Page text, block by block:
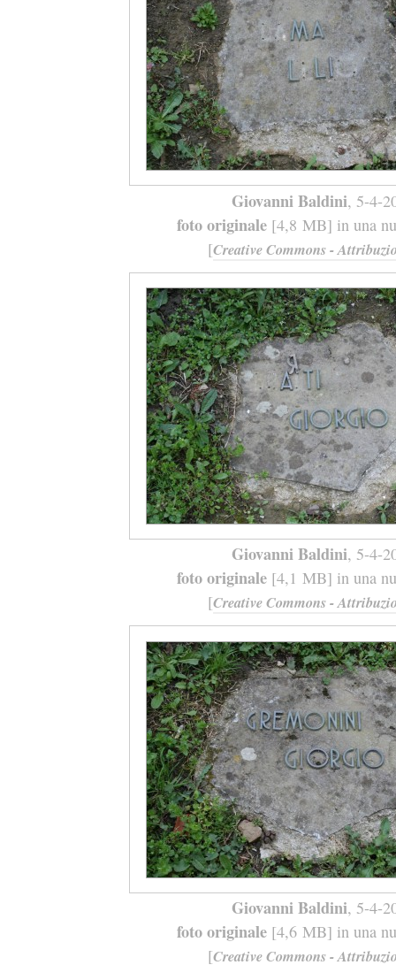
Giovanni Baldini, 5-4-
foto originale[4,8 MB] in una
[Creative Commons -
Giovanni Baldini, 5-4-
foto originale[4,1 MB] in una
[Creative Commons -
Giovanni Baldini, 5-4-
foto originale[4,6 MB] in una
[Creative Commons -